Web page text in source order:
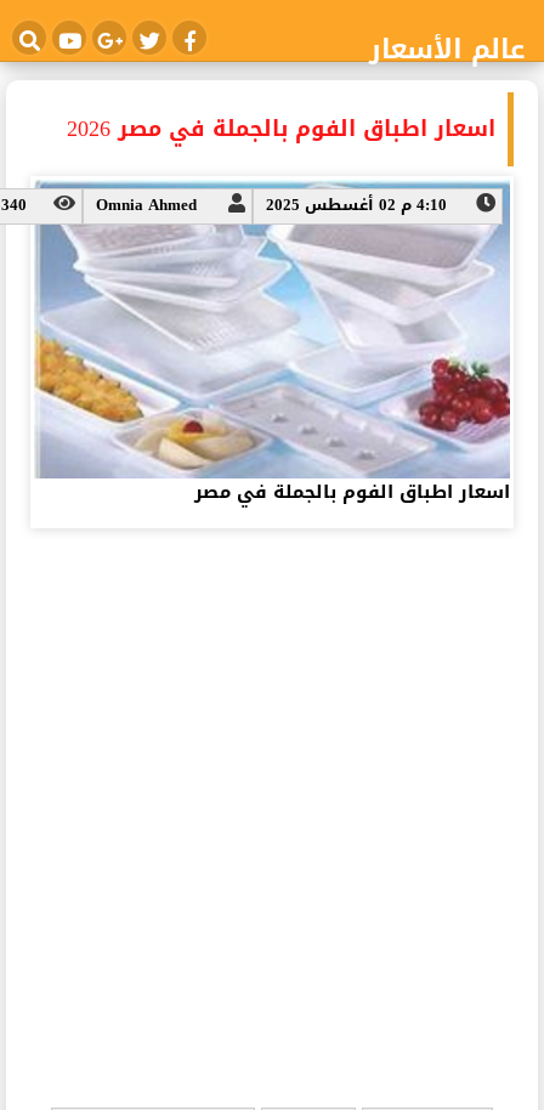
عالم الأسعار
اسعار اطباق الفوم بالجملة في مصر 2026
4:10 م 02 أغسطس 2025 Omnia Ahmed
اسعار اطباق الفوم بالجملة في مصر